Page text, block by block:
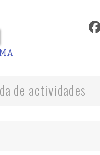
de actividades